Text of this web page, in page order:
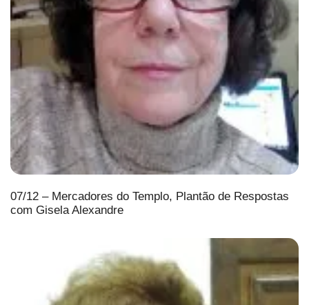
07/12 – Mercadores do Templo, Plantão de Respostas
com Gisela Alexandre